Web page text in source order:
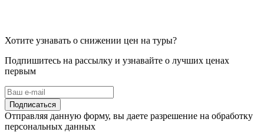
Хотите узнавать о снижении цен на туры?
Подпишитесь на рассылку и узнавайте о лучших ценах
первым
Подписаться
Отправляя данную форму, вы даете разрешение на обработку
персональных данных